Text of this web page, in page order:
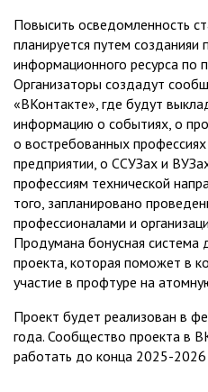
Повысить осведомленность
планируется путем
информационного ресурса по
Организаторы создадут
«ВКонтакте», где будут
информацию о событиях, о
о востребованных
предприятии, о ССУЗах и
профессиям технической
того, запланировано
профессионалами и
Продумана бонусная система
проекта, которая поможет в
участие в профтуре на
Проект будет реализован в
года. Сообщество проекта в
работать до конца 2025-2026